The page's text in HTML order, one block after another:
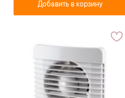
Добавить в корзину